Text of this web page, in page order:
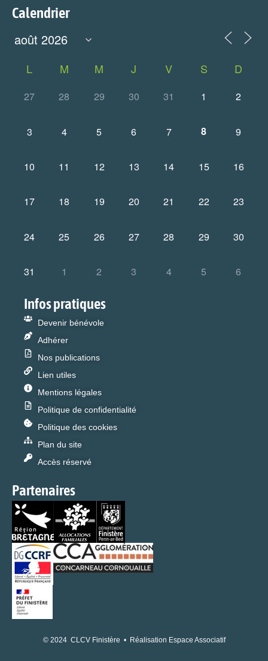
Calendrier
L M M J V S D
27 28 29 30 31 1 2
3 4 5 6 7 8 9
10 11 12 13 14 15 16
17 18 19 20 21 22 23
24 25 26 27 28 29 30
31 1 2 3 4 5 6
Infos pratiques
Devenir bénévole
Adhérer
Nos publications
Lien utiles
Mentions légales
Politique de confidentialité
Politique des cookies
Plan du site
Accès réservé
Partenaires
© 2024 CLCV Finistère • Réalisation Espace Associatif